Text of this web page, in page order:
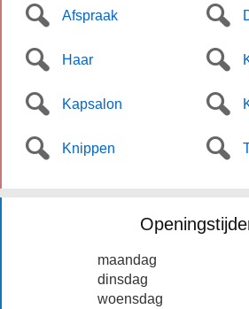
Afspraak
Haar
Kapsalon
Knippen
maandag
dinsdag
woensdag